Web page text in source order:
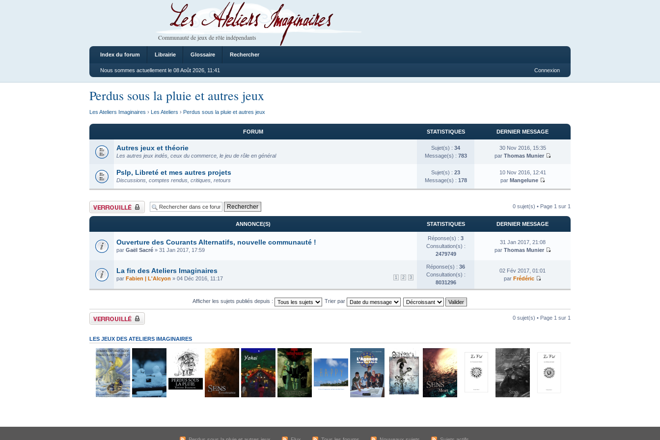
Les Ateliers Imaginaires
Communauté de jeux de rôle indépendants
Index du forum Librairie Glossaire Rechercher
Nous sommes actuellement le 08 Août 2026, 11:41 Connexion
Perdus sous la pluie et autres jeux
Les Ateliers Imaginaires › Les Ateliers › Perdus sous la pluie et autres jeux
FORUM STATISTIQUES DERNIER MESSAGE
Autres jeux et théorie
Les autres jeux indés, ceux du commerce, le jeu de rôle en général
Sujet(s) : 34
Message(s) : 783
30 Nov 2016, 15:35
par Thomas Munier
Pslp, Libreté et mes autres projets
Discussions, comptes rendus, critiques, retours
Sujet(s) : 23
Message(s) : 178
10 Nov 2016, 12:41
par Mangelune
Forum verrouillé 0 sujet(s) • Page 1 sur 1
ANNONCE(S) STATISTIQUES DERNIER MESSAGE
Ouverture des Courants Alternatifs, nouvelle communauté !
par Gaël Sacré » 31 Jan 2017, 17:59
Réponse(s) : 3
Consultation(s) :
2479749
31 Jan 2017, 21:08
par Thomas Munier
La fin des Ateliers Imaginaires
1 2 3
par Fabien | L'Alcyon » 04 Déc 2016, 11:17
Réponse(s) : 36
Consultation(s) :
8031296
02 Fév 2017, 01:01
par Frédéric
Afficher les sujets publiés depuis : Trier par
Forum verrouillé 0 sujet(s) • Page 1 sur 1
LES JEUX DES ATELIERS IMAGINAIRES